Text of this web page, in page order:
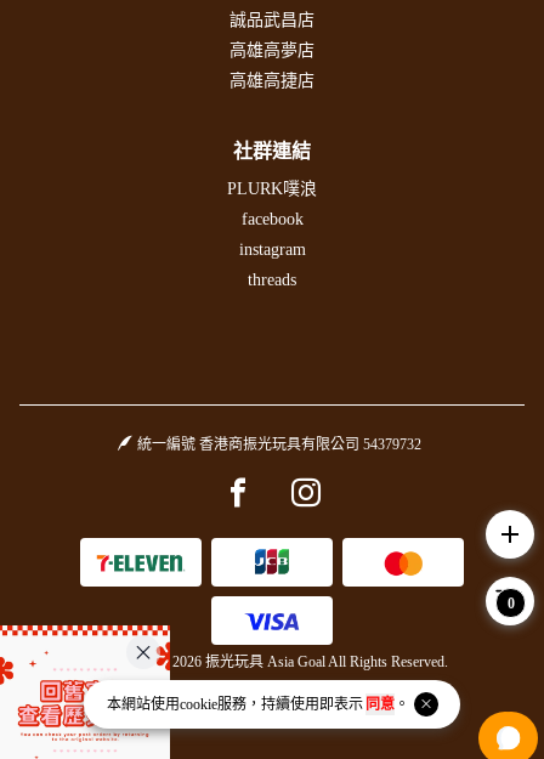
本網站使用cookie服務，持續使用即表示 同意。
誠品武昌店
高雄高夢店
高雄高捷店
社群連結
PLURK噗浪
facebook
instagram
threads
統一編號 香港商振光玩具有限公司 54379732
Facebook pageInstagram page
Copyright © 2026 振光玩具 Asia Goal All Rights Reserved.
Powered byBVSHOP.
add
0